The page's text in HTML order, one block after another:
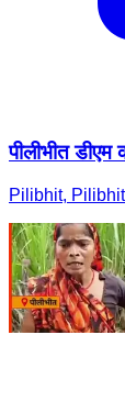
पीलीभीत
Pilibhit,